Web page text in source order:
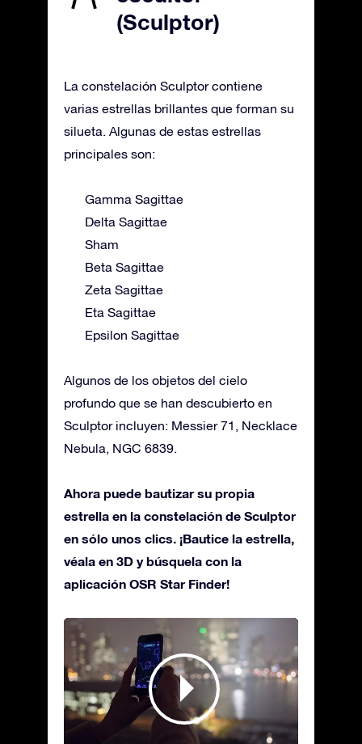
(Sculptor)
La constelación Sculptor contiene
varias estrellas brillantes que forman su
silueta. Algunas de estas estrellas
principales son:
Gamma Sagittae
Delta Sagittae
Sham
Beta Sagittae
Zeta Sagittae
Eta Sagittae
Epsilon Sagittae
Algunos de los objetos del cielo
profundo que se han descubierto en
Sculptor incluyen: Messier 71, Necklace
Nebula, NGC 6839.
Ahora puede bautizar su propia
estrella en la constelación de Sculptor
en sólo unos clics. ¡Bautice la estrella,
véala en 3D y búsquela con la
aplicación OSR Star Finder!